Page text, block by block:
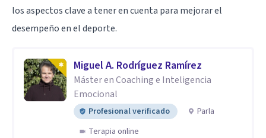
los aspectos clave a tener en cuenta para mejorar el
desempeño en el deporte.
Miguel A. Rodríguez Ramírez
Máster en Coaching e Inteligencia
Emocional
Profesional verificado
Parla
Terapia online